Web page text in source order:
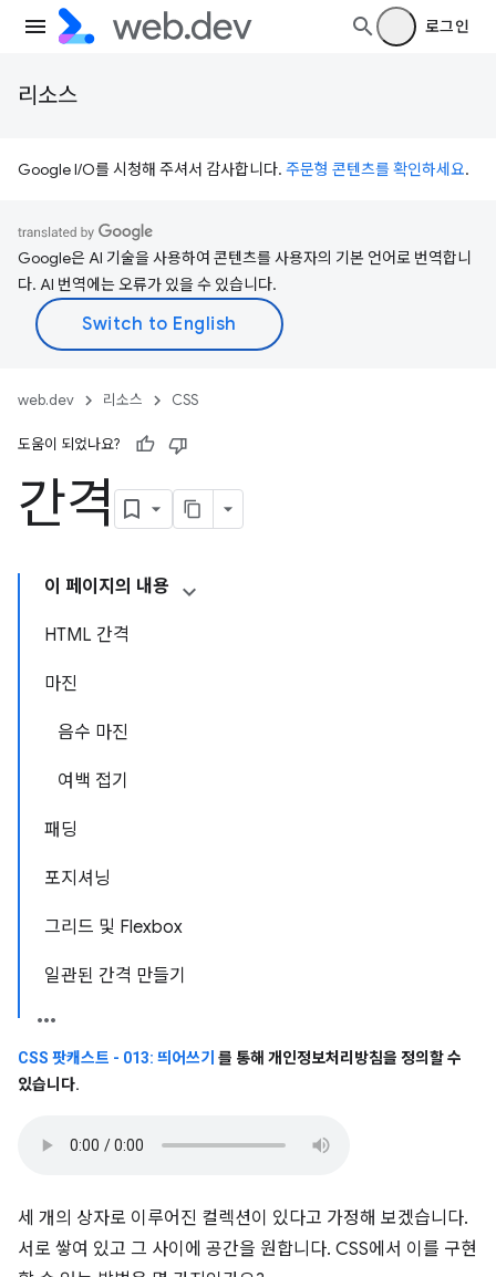
로그인
리소스
Google I/O를 시청해 주셔서 감사합니다. 주문형 콘텐츠를 확인하세요.
Google은 AI 기술을 사용하여 콘텐츠를 사용자의 기본 언어로 번역합니
다. AI 번역에는 오류가 있을 수 있습니다.
web.dev 리소스 CSS
도움이 되었나요?
간격
이 페이지의 내용
HTML 간격
마진
음수 마진
여백 접기
패딩
포지셔닝
그리드 및 Flexbox
일관된 간격 만들기
CSS 팟캐스트 - 013: 띄어쓰기 를 통해 개인정보처리방침을 정의할 수
있습니다.
세 개의 상자로 이루어진 컬렉션이 있다고 가정해 보겠습니다.
서로 쌓여 있고 그 사이에 공간을 원합니다. CSS에서 이를 구현